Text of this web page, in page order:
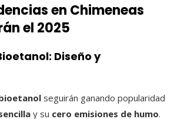
en Chimeneas
el 2025
Diseño y
seguirán ganando popularidad
y su cero emisiones de humo.